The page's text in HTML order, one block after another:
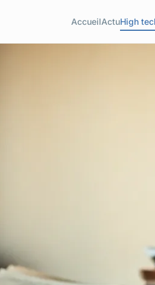
AccueilActuHigh